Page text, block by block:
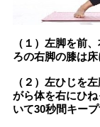
（１）左脚を前
ろの右脚の膝は床
（２）左ひじを
がら体を右にひ
いて30秒間キー